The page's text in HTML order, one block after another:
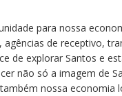
para nossa
de receptivo,
de explorar Santos e
não só a imagem de
nossa economia